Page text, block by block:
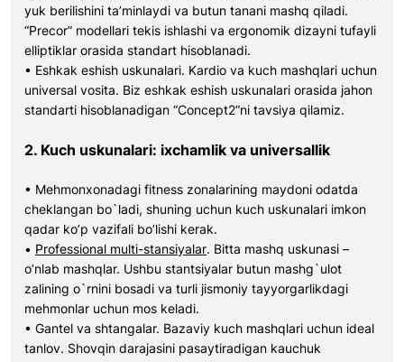
yuk berilishini ta’minlaydi va butun tanani mashq qiladi.
“Precor” modellari tekis ishlashi va ergonomik dizayni tufayli
elliptiklar orasida standart hisoblanadi.
• Eshkak eshish uskunalari. Kardio va kuch mashqlari uchun
universal vosita. Biz eshkak eshish uskunalari orasida jahon
standarti hisoblanadigan “Concept2”ni tavsiya qilamiz.
2. Kuch uskunalari: ixchamlik va universallik
• Mehmonxonadagi fitness zonalarining maydoni odatda
cheklangan bo`ladi, shuning uchun kuch uskunalari imkon
qadar ko’p vazifali bo’lishi kerak.
• Professional multi-stansiyalar. Bitta mashq uskunasi –
o’nlab mashqlar. Ushbu stantsiyalar butun mashg`ulot
zalining o`rnini bosadi va turli jismoniy tayyorgarlikdagi
mehmonlar uchun mos keladi.
• Gantel va shtangalar. Bazaviy kuch mashqlari uchun ideal
tanlov. Shovqin darajasini pasaytiradigan kauchuk